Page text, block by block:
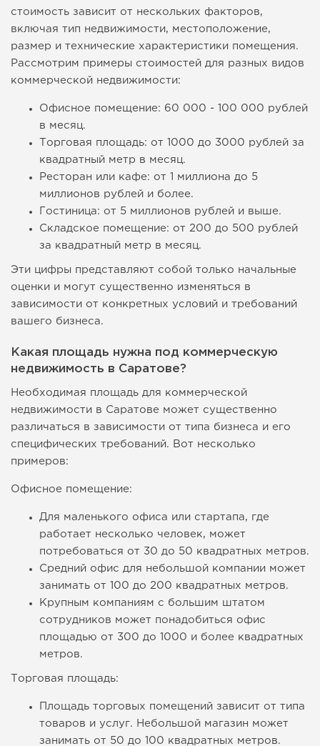
стоимость зависит от нескольких факторов,
включая тип недвижимости, местоположение,
размер и технические характеристики помещения.
Рассмотрим примеры стоимостей для разных видов
коммерческой недвижимости:
Офисное помещение: 60 000 - 100 000 рублей
в месяц.
Торговая площадь: от 1000 до 3000 рублей за
квадратный метр в месяц.
Ресторан или кафе: от 1 миллиона до 5
миллионов рублей и более.
Гостиница: от 5 миллионов рублей и выше.
Складское помещение: от 200 до 500 рублей
за квадратный метр в месяц.
Эти цифры представляют собой только начальные
оценки и могут существенно изменяться в
зависимости от конкретных условий и требований
вашего бизнеса.
Какая площадь нужна под коммерческую
недвижимость в Саратове?
Необходимая площадь для коммерческой
недвижимости в Саратове может существенно
различаться в зависимости от типа бизнеса и его
специфических требований. Вот несколько
примеров:
Офисное помещение:
Для маленького офиса или стартапа, где
работает несколько человек, может
потребоваться от 30 до 50 квадратных метров.
Средний офис для небольшой компании может
занимать от 100 до 200 квадратных метров.
Крупным компаниям с большим штатом
сотрудников может понадобиться офис
площадью от 300 до 1000 и более квадратных
метров.
Торговая площадь:
Площадь торговых помещений зависит от типа
товаров и услуг. Небольшой магазин может
занимать от 50 до 100 квадратных метров.